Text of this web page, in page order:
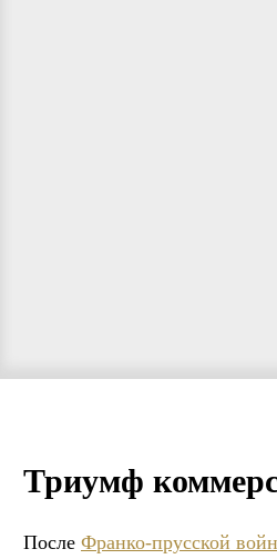
Триумф
После Франко-прусской